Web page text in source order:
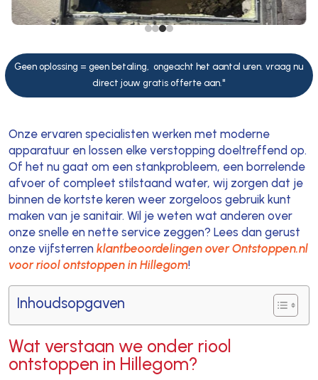
Geen oplossing = geen betaling, ongeacht het aantal uren. vraag nu
direct jouw gratis offerte aan."
Onze ervaren specialisten werken met moderne
apparatuur en lossen elke verstopping doeltreffend op.
Of het nu gaat om een stankprobleem, een borrelende
afvoer of compleet stilstaand water, wij zorgen dat je
binnen de kortste keren weer zorgeloos gebruik kunt
maken van je sanitair. Wil je weten wat anderen over
onze snelle en nette service zeggen? Lees dan gerust
onze vijfsterren klantbeoordelingen over Ontstoppen.nl
voor riool ontstoppen in Hillegom!
Inhoudsopgaven
Wat verstaan we onder riool
ontstoppen in Hillegom?